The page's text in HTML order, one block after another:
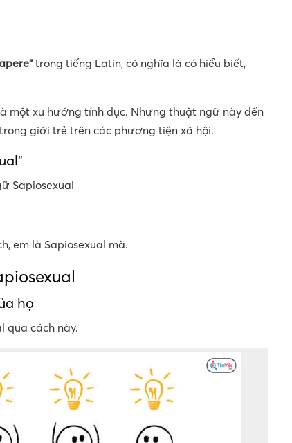
trong tiếng Latin, có nghĩa là có hiểu biết,
một xu hướng tính dục. Nhưng thuật ngữ này đến
giới trẻ trên các phương tiện xã hội.
Sapiosexual
em là Sapiosexual mà.
họ
qua cách này.